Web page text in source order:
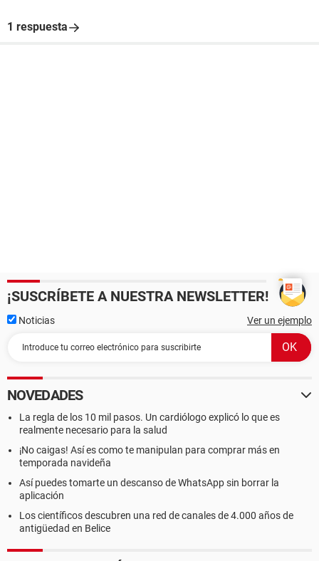
1 respuesta
¡SUSCRÍBETE A NUESTRA NEWSLETTER!
Noticias Ver un ejemplo
NOVEDADES
La regla de los 10 mil pasos. Un cardiólogo explicó lo que es
realmente necesario para la salud
¡No caigas! Así es como te manipulan para comprar más en
temporada navideña
Así puedes tomarte un descanso de WhatsApp sin borrar la
aplicación
Los científicos descubren una red de canales de 4.000 años de
antigüedad en Belice